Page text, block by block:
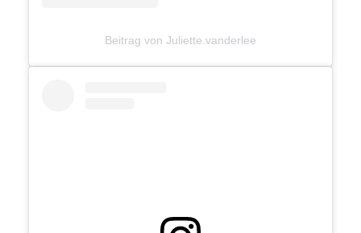
Beitrag von Juliette.vanderlee